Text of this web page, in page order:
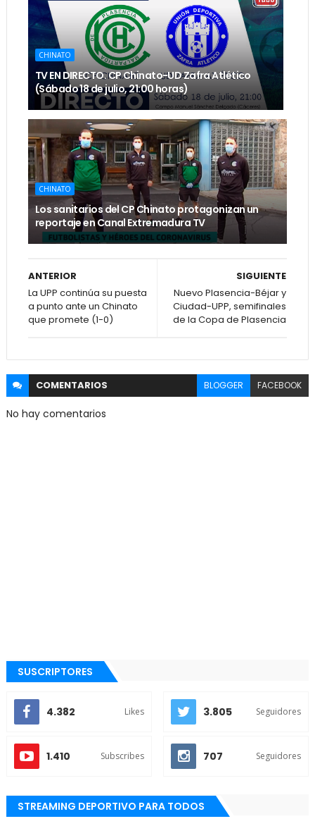
CHINATO
TV EN DIRECTO. CP Chinato-UD Zafra Atlético
(Sábado 18 de julio, 21:00 horas)
CHINATO
Los sanitarios del CP Chinato protagonizan un
reportaje en Canal Extremadura TV
SIGUIENTE
Nuevo Plasencia-Béjar y
Ciudad-UPP, semifinales
de la Copa de Plasencia
ANTERIOR
La UPP continúa su puesta
a punto ante un Chinato
que promete (1-0)
COMENTARIOS BLOGGER FACEBOOK
No hay comentarios
SUSCRIPTORES
4.382 Likes 3.805 Seguidores
1.410 Subscribes 707 Seguidores
STREAMING DEPORTIVO PARA TODOS